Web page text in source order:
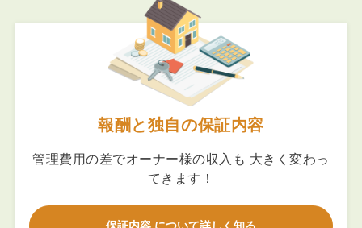
報酬と独自の保証内容
管理費用の差でオーナー様の収入も 大きく変わっ
てきます！